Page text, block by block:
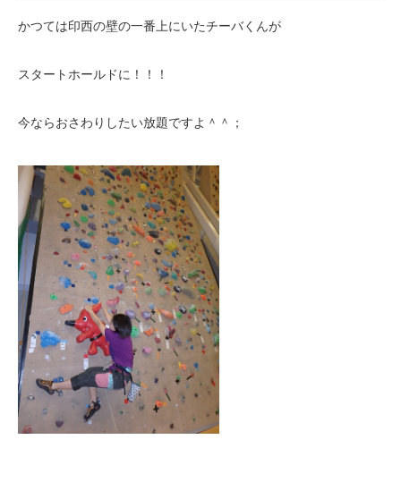
かつては印西の壁の一番上にいたチーバくんが
スタートホールドに！！！
今ならおさわりしたい放題ですよ＾＾；